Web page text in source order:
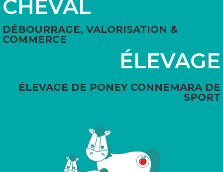
CHEVAL
DÉBOURRAGE, VALORISATION &
COMMERCE
ÉLEVAGE
ÉLEVAGE DE PONEY CONNEMARA DE
SPORT